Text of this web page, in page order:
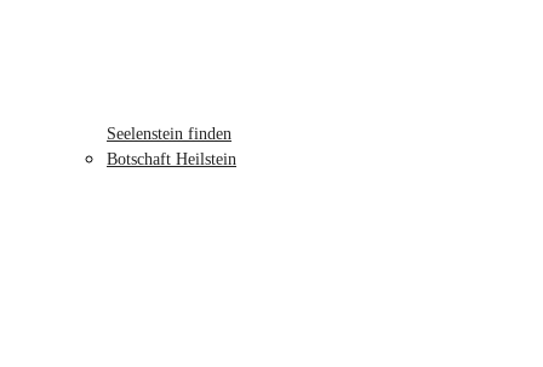
Seelenstein finden
Botschaft Heilstein